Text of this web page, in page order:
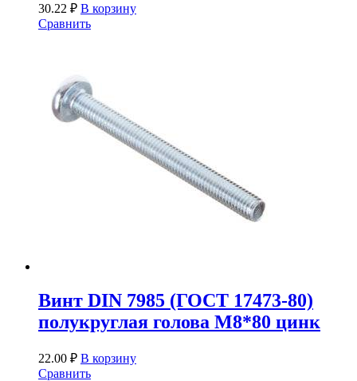
30.22 ₽ В корзину
Сравнить
Винт DIN 7985 (ГОСТ 17473-80)
полукруглая голова М8*80 цинк
22.00 ₽ В корзину
Сравнить